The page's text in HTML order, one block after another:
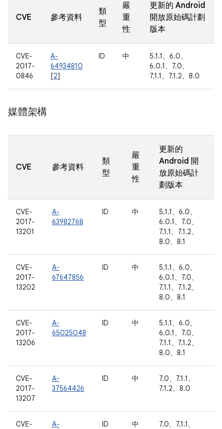
CVE 參考資料
類
型
嚴
重
性
更新的 Android
開放原始碼計劃
版本
CVE-
2017-
0846
A-
64934810
[2]
ID 中
5.1.1、6.0、
6.0.1、7.0、
7.1.1、7.1.2、8.0
媒體架構
CVE 參考資料
類
型
嚴
重
性
更新的
Android 開
放原始碼計
劃版本
CVE-
2017-
13201
A-
63982768
ID 中
5.1.1、6.0、
6.0.1、7.0、
7.1.1、7.1.2、
8.0、8.1
CVE-
2017-
13202
A-
67647856
ID 中
5.1.1、6.0、
6.0.1、7.0、
7.1.1、7.1.2、
8.0、8.1
CVE-
2017-
13206
A-
65025048
ID 中
5.1.1、6.0、
6.0.1、7.0、
7.1.1、7.1.2、
8.0、8.1
CVE-
2017-
13207
A-
37564426
ID 中
7.0、7.1.1、
7.1.2、8.0
CVE- A- ID 中 7.0、7.1.1、